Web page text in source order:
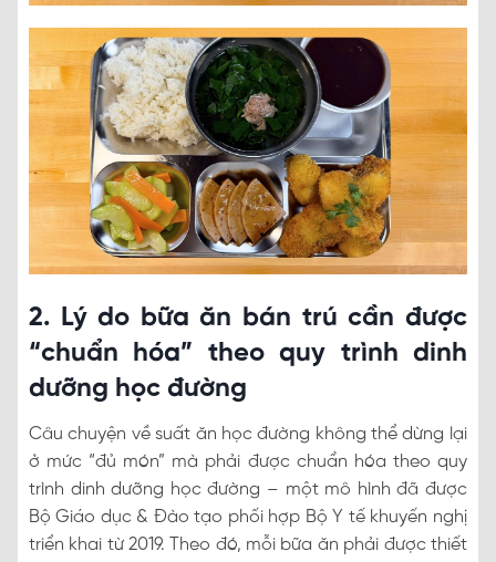
2. Lý do bữa ăn bán trú cần được
“chuẩn hóa” theo quy trình dinh
dưỡng học đường
Câu chuyện về suất ăn học đường không thể dừng lại
ở mức “đủ món” mà phải được chuẩn hóa theo quy
trình dinh dưỡng học đường – một mô hình đã được
Bộ Giáo dục & Đào tạo phối hợp Bộ Y tế khuyến nghị
triển khai từ 2019. Theo đó, mỗi bữa ăn phải được thiết